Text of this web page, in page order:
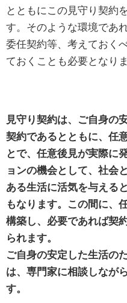
とともにこの見守り契約
す。そのような環境であ
委任契約等、考えておく
ておくことも必要となりま
見守り契約は、ご自身の
契約であるとともに、任
とで、任意後見が実際に
ョンの機会として、社会
ある生活に活気を与える
もなります。この間に、
構築し、必要であれば契
られます。
ご自身の安定した生活の
は、専門家に相談しなが
す。